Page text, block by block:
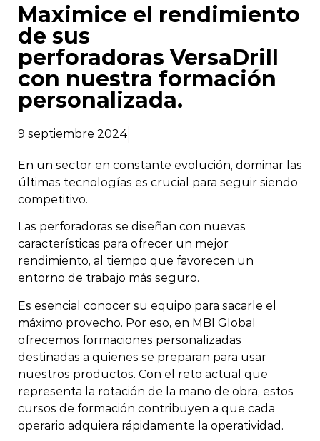
Maximice el rendimiento
de sus
perforadoras VersaDrill
con nuestra formación
personalizada.
9 septiembre 2024
En un sector en constante evolución, dominar las
últimas tecnologías es crucial para seguir siendo
competitivo.
Las perforadoras se diseñan con nuevas
características para ofrecer un mejor
rendimiento, al tiempo que favorecen un
entorno de trabajo más seguro.
Es esencial conocer su equipo para sacarle el
máximo provecho. Por eso, en MBI Global
ofrecemos formaciones personalizadas
destinadas a quienes se preparan para usar
nuestros productos. Con el reto actual que
representa la rotación de la mano de obra, estos
cursos de formación contribuyen a que cada
operario adquiera rápidamente la operatividad.